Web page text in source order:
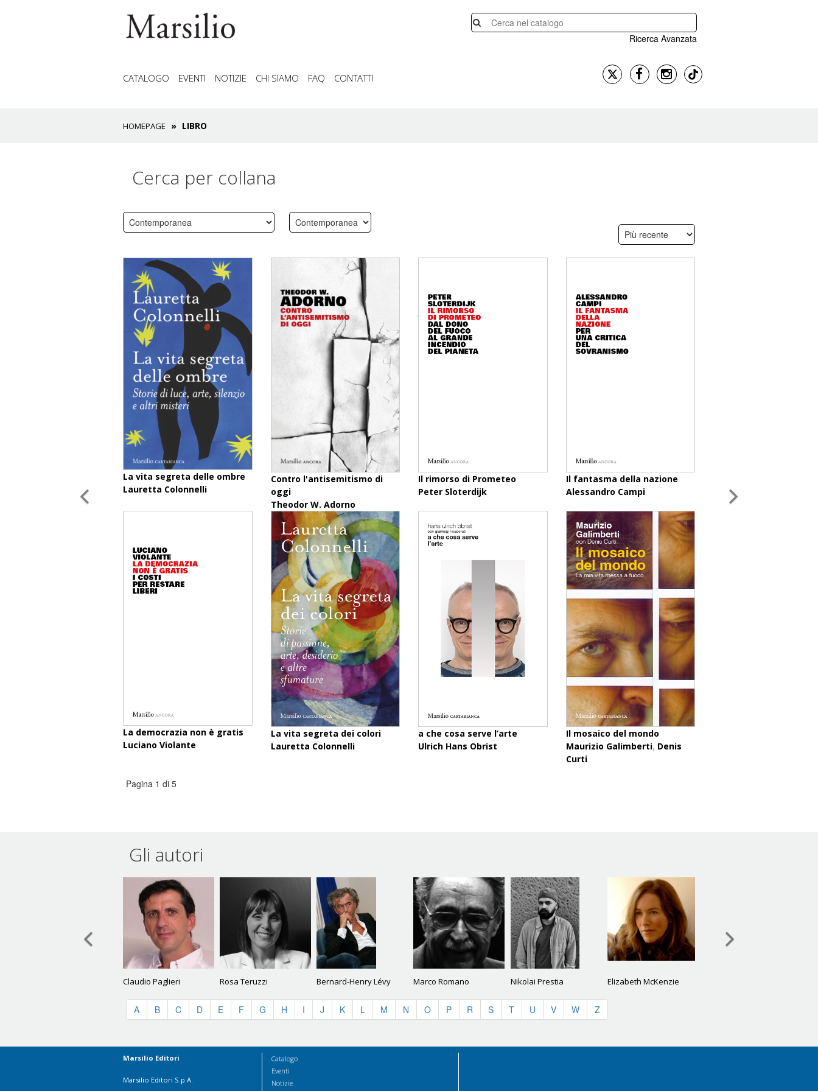
Ricerca Avanzata
CATALOGO EVENTI NOTIZIE CHI SIAMO FAQ CONTATTI
HOMEPAGE LIBRO
Cerca per collana
La vita segreta delle ombre
Lauretta Colonnelli
Contro l'antisemitismo di
oggi
Theodor W. Adorno
Il rimorso di Prometeo
Peter Sloterdijk
Il fantasma della nazione
Alessandro Campi
La democrazia non è gratis
Luciano Violante
La vita segreta dei colori
Lauretta Colonnelli
a che cosa serve l’arte
Ulrich Hans Obrist
Il mosaico del mondo
Maurizio Galimberti, Denis
Curti
Pagina 1 di 5
Gli autori
Claudio Paglieri Rosa Teruzzi Bernard-Henry Lévy Marco Romano Nikolai Prestia Elizabeth McKenzie
A B C D E F G H I J K L M N O P R S T U V W Z
Marsilio Editori
Marsilio Editori S.p.A.
Catalogo
Eventi
Notizie